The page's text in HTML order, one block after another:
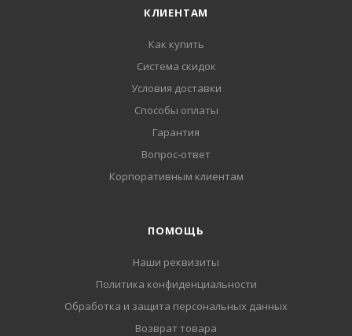
КЛИЕНТАМ
Как купить
Система скидок
Условия доставки
Способы оплаты
Гарантия
Вопрос-ответ
Корпоративным клиентам
ПОМОЩЬ
Наши реквизиты
Политика конфиденциальности
Обработка и защита персональных данных
Возврат товара